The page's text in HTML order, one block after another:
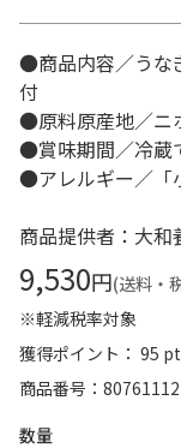
●商品内容／うな
付
●原料原産地／ニ
●賞味期間／冷蔵
●アレルギー／「
商品提供者：大和
9,530円(送料・
※軽減税率対象
獲得ポイント： 95 pt
商品番号
数量